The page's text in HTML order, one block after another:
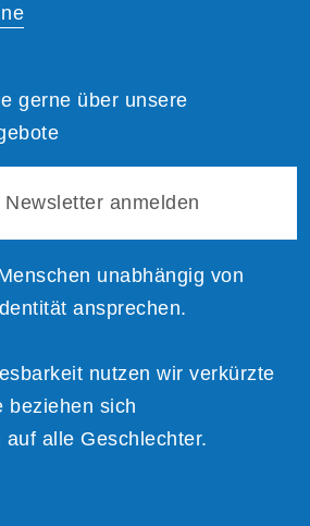
gerne über unsere
Newsletter anmelden
unabhängig von
ansprechen.
nutzen wir verkürzte
beziehen sich
alle Geschlechter.